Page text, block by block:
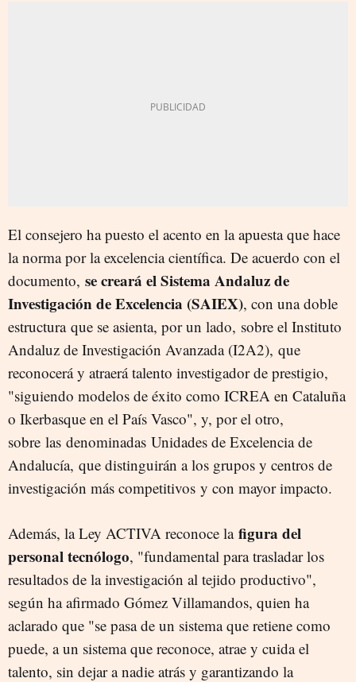
El consejero ha puesto el acento en la apuesta que hace
la norma por la excelencia científica. De acuerdo con el
documento, se creará el Sistema Andaluz de
Investigación de Excelencia (SAIEX), con una doble
estructura que se asienta, por un lado, sobre el Instituto
Andaluz de Investigación Avanzada (I2A2), que
reconocerá y atraerá talento investigador de prestigio,
"siguiendo modelos de éxito como ICREA en Cataluña
o Ikerbasque en el País Vasco", y, por el otro,
sobre las denominadas Unidades de Excelencia de
Andalucía, que distinguirán a los grupos y centros de
investigación más competitivos y con mayor impacto.
Además, la Ley ACTIVA reconoce la figura del
personal tecnólogo, "fundamental para trasladar los
resultados de la investigación al tejido productivo",
según ha afirmado Gómez Villamandos, quien ha
aclarado que "se pasa de un sistema que retiene como
puede, a un sistema que reconoce, atrae y cuida el
talento, sin dejar a nadie atrás y garantizando la